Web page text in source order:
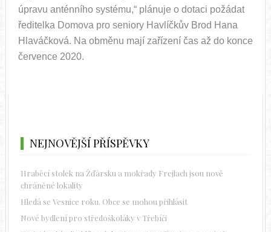
úpravu anténního systému,“ plánuje o dotaci požádat
ředitelka Domova pro seniory Havlíčkův Brod Hana
Hlaváčková. Na obměnu mají zařízení čas až do konce
července 2020.
NEJNOVĚJŠÍ PŘÍSPĚVKY
Hraběcí stolek na Žďársku a mokřady Frejlach jsou nově
chráněné lokality
Hledá se Vesnice roku. Obce se mohou přihlásit
Nové bydlení pro středoškoláky v Třebíči